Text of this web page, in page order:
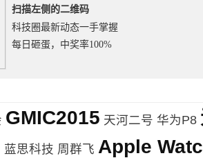
扫描左侧的二维码
科技圈最新动态一手掌握
每日砸蛋，中奖率100%
GMIC2015 天河二号 华为P8
蓝思科技 周群飞 Apple